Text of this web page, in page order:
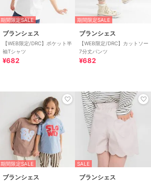
期間限定SALE
ブランシェス
【WEB限定/DRC】ポケット半
袖Tシャツ
¥682
期間限定SALE
ブランシェス
【WEB限定/DRC】カットソー
7分丈パンツ
¥682
期間限定SALE
ブランシェス
SALE
ブランシェス